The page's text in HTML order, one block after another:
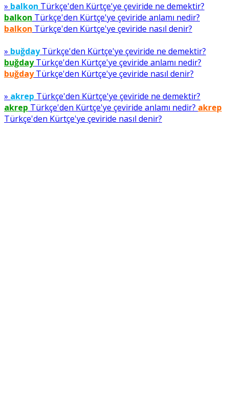
» balkon Türkçe'den Kürtçe'ye çeviride ne demektir?
balkon Türkçe'den Kürtçe'ye çeviride anlamı nedir?
balkon Türkçe'den Kürtçe'ye çeviride nasıl denir?
» buğdayTürkçe'den Kürtçe'ye çeviride ne demektir?
buğdayTürkçe'den Kürtçe'ye çeviride anlamı nedir?
buğdayTürkçe'den Kürtçe'ye çeviride nasıl denir?
» akrep Türkçe'den Kürtçe'ye çeviride ne demektir?
akrep Türkçe'den Kürtçe'ye çeviride anlamı nedir? akrep
Türkçe'den Kürtçe'ye çeviride nasıl denir?